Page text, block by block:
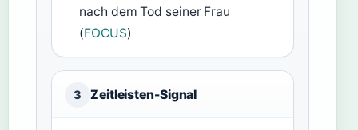
nach dem Tod seiner Frau
(FOCUS)
3 Zeitleisten-Signal